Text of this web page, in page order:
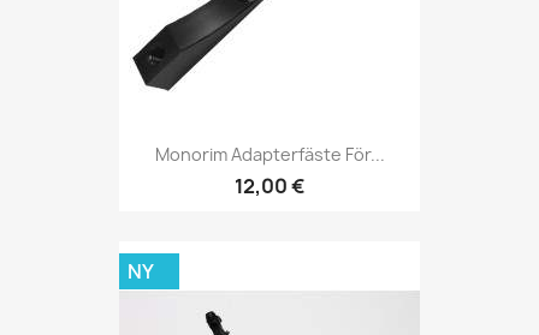
Monorim Adapterfäste För...
12,00 €
NY